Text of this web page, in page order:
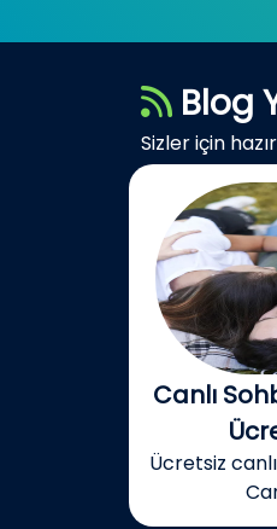
Blog
Sizler için
Canlı
Ücretsiz